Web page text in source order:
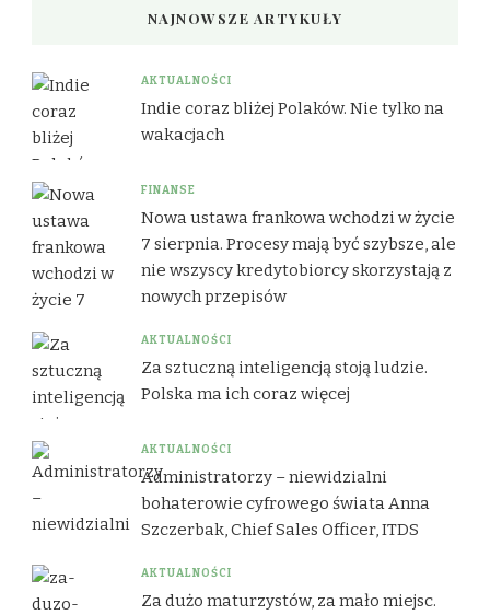
NAJNOWSZE ARTYKUŁY
AKTUALNOŚCI
Indie coraz bliżej Polaków. Nie tylko na
wakacjach
FINANSE
Nowa ustawa frankowa wchodzi w życie
7 sierpnia. Procesy mają być szybsze, ale
nie wszyscy kredytobiorcy skorzystają z
nowych przepisów
AKTUALNOŚCI
Za sztuczną inteligencją stoją ludzie.
Polska ma ich coraz więcej
AKTUALNOŚCI
Administratorzy – niewidzialni
bohaterowie cyfrowego świata Anna
Szczerbak, Chief Sales Officer, ITDS
AKTUALNOŚCI
Za dużo maturzystów, za mało miejsc.